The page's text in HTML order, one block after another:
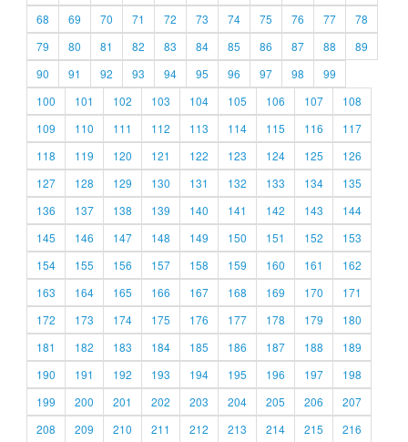
68
69 70 71 72 73 74 75 76 77
78
79
80 81 82 83 84 85 86 87 88
89
90
91 92 93 94 95 96 97 98
99
100
101 102 103 104 105 106 107
108
109
110 111 112 113 114 115 116
117
118
119 120 121 122 123 124 125
126
127
128 129 130 131 132 133 134
135
136
137 138 139 140 141 142 143
144
145
146 147 148 149 150 151 152
153
154
155 156 157 158 159 160 161
162
163
164 165 166 167 168 169 170
171
172
173 174 175 176 177 178 179
180
181
182 183 184 185 186 187 188
189
190
191 192 193 194 195 196 197
198
199
200 201 202 203 204 205 206
207
208
209 210 211 212 213 214 215
216